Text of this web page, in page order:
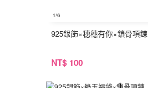
1/6
925銀飾×穗穗有你×鎖骨項鍊
NT$ 100